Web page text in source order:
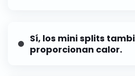
Sí, los mini splits
proporcionan calor.